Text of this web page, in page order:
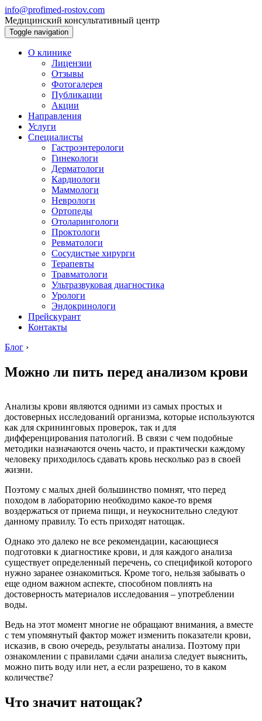
info@profimed-rostov.com
Медицинский консультативный центр
Toggle navigation
О клинике
Лицензии
Отзывы
Фотогалерея
Публикации
Акции
Направления
Услуги
Специалисты
Гастроэнтерологи
Гинекологи
Дерматологи
Кардиологи
Маммологи
Неврологи
Ортопеды
Отоларингологи
Проктологи
Ревматологи
Сосудистые хирурги
Терапевты
Травматологи
Ультразвуковая диагностика
Урологи
Эндокринологи
Прейскурант
Контакты
Блог ›
Можно ли пить перед анализом крови
Анализы крови являются одними из самых простых и
достоверных исследований организма, которые используются
как для скрининговых проверок, так и для
дифференцирования патологий. В связи с чем подобные
методики назначаются очень часто, и практически каждому
человеку приходилось сдавать кровь несколько раз в своей
жизни.
Поэтому с малых дней большинство помнят, что перед
походом в лабораторию необходимо какое-то время
воздержаться от приема пищи, и неукоснительно следуют
данному правилу. То есть приходят натощак.
Однако это далеко не все рекомендации, касающиеся
подготовки к диагностике крови, и для каждого анализа
существует определенный перечень, со спецификой которого
нужно заранее ознакомиться. Кроме того, нельзя забывать о
еще одном важном аспекте, способном повлиять на
достоверность материалов исследования – употреблении
воды.
Ведь на этот момент многие не обращают внимания, а вместе
с тем упомянутый фактор может изменить показатели крови,
исказив, в свою очередь, результаты анализа. Поэтому при
ознакомлении с правилами сдачи анализа следует выяснить,
можно пить воду или нет, а если разрешено, то в каком
количестве?
Что значит натощак?